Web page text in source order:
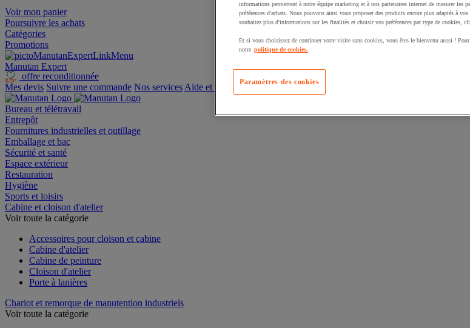
Voir mon panier
Poursuivre les achats
Catégories
Promotions
Manutan Expert
offre reconditionnée
Mes devis Suivre une commande Nos services Aide et contact
Bureau et télétravail
Entrepôt
Fournitures industrielles et outillage
Emballage et bac
Sécurité et santé
Espace extérieur
Restauration
Hygiène
Sports et loisirs
Cabine et cloison d'atelier
Voir toute la catégorie
Accessoires pour cloison et cabine
Cabine d'atelier
Cabine de peinture
Cloison d'atelier
Porte à lanières
Chariot et remorque de manutention industriels
Voir toute la catégorie
informations permettent à notre équipe marketing et à nos partenaires internet de mesurer les
préférences d'achats. Nous pouvons ainsi vous proposer des produits encore plus adaptés à
souhaitez plus d'informations sur les finalités et choisir vos préférences par type de cookies,
Et si vous choisissez de continuer votre visite sans cookies, vous êtes le bienvenu aussi !
notre politique de cookies.
Paramètres des cookies